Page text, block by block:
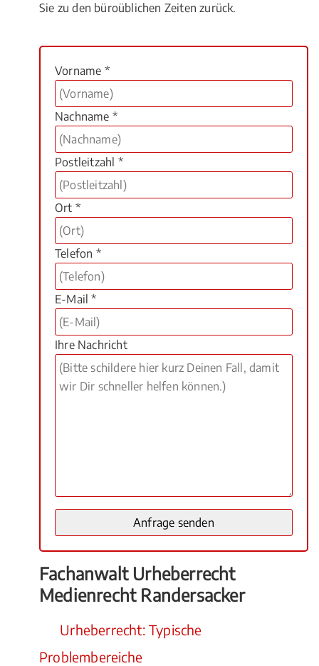
Sie zu den büroüblichen Zeiten zurück.
Vorname *
Nachname *
Postleitzahl *
Ort *
Telefon *
E-Mail *
Ihre Nachricht
Fachanwalt Urheberrecht
Medienrecht Randersacker
Urheberrecht: Typische
Problembereiche